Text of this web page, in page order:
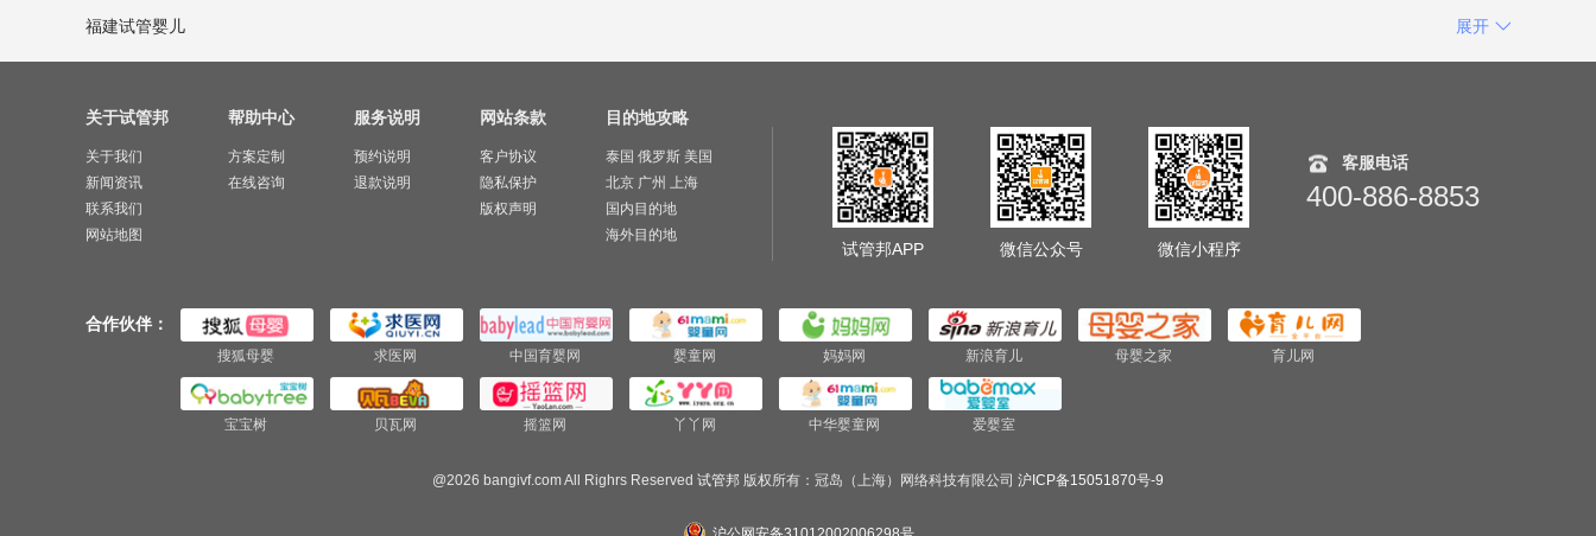
福建试管婴儿
展开
关于试管邦
关于我们
新闻资讯
联系我们
网站地图
帮助中心
方案定制
在线咨询
服务说明
预约说明
退款说明
网站条款
客户协议
隐私保护
版权声明
目的地攻略
泰国 俄罗斯 美国
北京 广州 上海
国内目的地
海外目的地
试管邦APP 微信公众号 微信小程序
客服电话
400-886-8853
合作伙伴：
搜狐母婴 求医网 中国育婴网 婴童网 妈妈网 新浪育儿 母婴之家 育儿网
宝宝树 贝瓦网 摇篮网 丫丫网 中华婴童网 爱婴室
@2026 bangivf.com All Righrs Reserved 试管邦 版权所有：冠岛（上海）网络科技有限公司 沪ICP备15051870号-9